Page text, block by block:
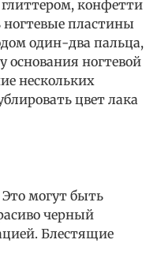
глиттером, конфетти
пластины
один-два пальца,
основания ногтевой
нескольких
цвет лака
могут быть
черный
Блестящие